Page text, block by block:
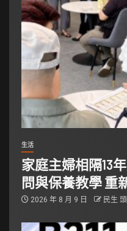
生活
家庭主婦相隔13
問與保養教學 重
2026 年 8 月 9 日 民生